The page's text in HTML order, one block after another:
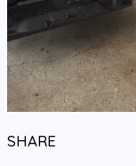
SHARE